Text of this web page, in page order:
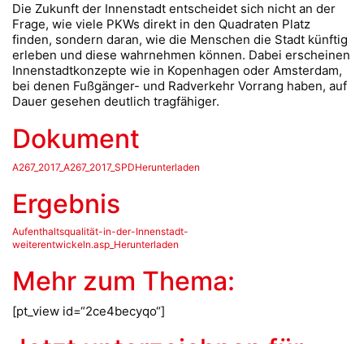
Die Zukunft der Innenstadt entscheidet sich nicht an der
Frage, wie viele PKWs direkt in den Quadraten Platz
finden, sondern daran, wie die Menschen die Stadt künftig
erleben und diese wahrnehmen können. Dabei erscheinen
Innenstadtkonzepte wie in Kopenhagen oder Amsterdam,
bei denen Fußgänger- und Radverkehr Vorrang haben, auf
Dauer gesehen deutlich tragfähiger.
Dokument
A267_2017_A267_2017_SPDHerunterladen
Ergebnis
Aufenthaltsqualität-in-der-Innenstadt-
weiterentwickeln.asp_Herunterladen
Mehr zum Thema:
[pt_view id=“2ce4becyqo“]